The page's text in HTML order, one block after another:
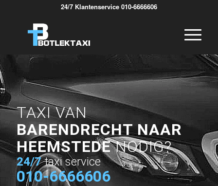
24/7 Klantenservice 010-6666606
TAXI VAN
BARENDRECHT NAAR
HEEMSTEDENODIG?
24/7 taxi service
010-6666606